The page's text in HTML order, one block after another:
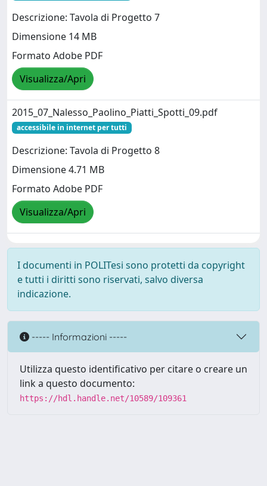
Descrizione: Tavola di Progetto 7
Dimensione 14 MB
Formato Adobe PDF
Visualizza/Apri
2015_07_Nalesso_Paolino_Piatti_Spotti_09.pdf
accessibile in internet per tutti
Descrizione: Tavola di Progetto 8
Dimensione 4.71 MB
Formato Adobe PDF
Visualizza/Apri
I documenti in POLITesi sono protetti da copyright
e tutti i diritti sono riservati, salvo diversa
indicazione.
----- Informazioni -----
Utilizza questo identificativo per citare o creare un
link a questo documento:
https://hdl.handle.net/10589/109361